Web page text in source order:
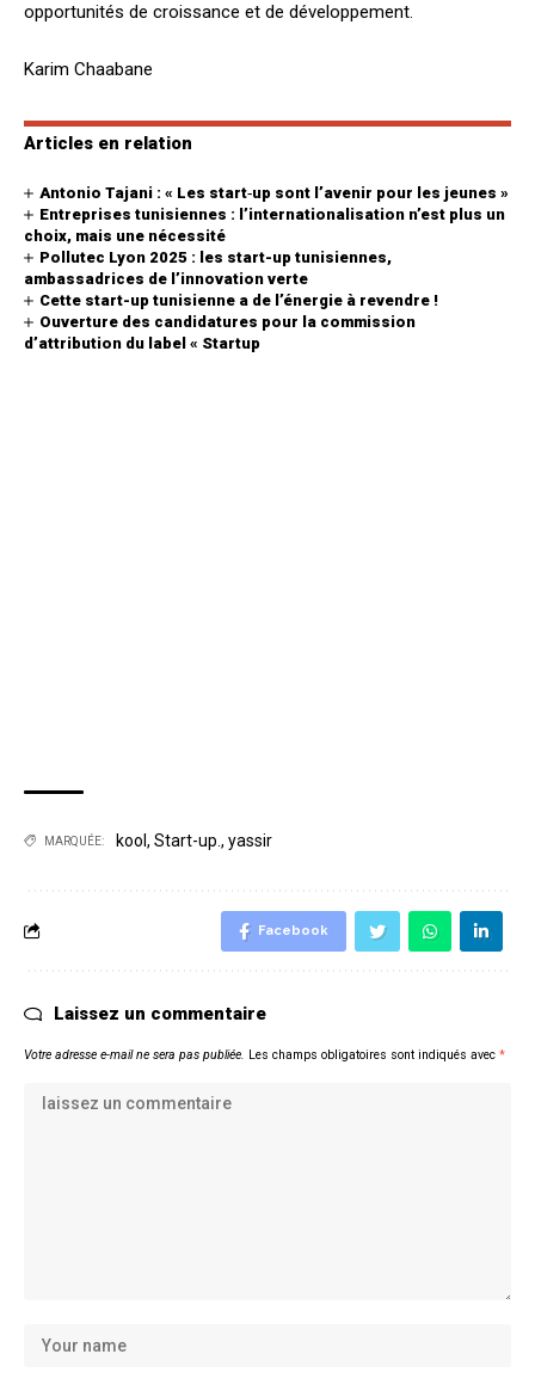
opportunités de croissance et de développement.
Karim Chaabane
Articles en relation
Antonio Tajani : « Les start‑up sont l’avenir pour les jeunes »
Entreprises tunisiennes : l’internationalisation n’est plus un
choix, mais une nécessité
Pollutec Lyon 2025 : les start-up tunisiennes,
ambassadrices de l’innovation verte
Cette start-up tunisienne a de l’énergie à revendre !
Ouverture des candidatures pour la commission
d’attribution du label « Startup
MARQUÉE: kool , Start-up. , yassir
Facebook
Laissez un commentaire
Votre adresse e-mail ne sera pas publiée. Les champs obligatoires sont indiqués avec *